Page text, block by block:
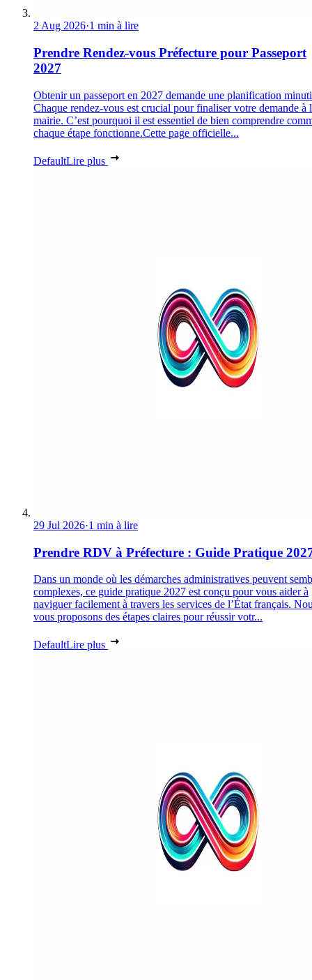
2 Aug 2026·1 min à lire
Prendre Rendez-vous Préfecture pour Passeport
2027
Obtenir un passeport en 2027 demande une planification
Chaque rendez-vous est crucial pour finaliser votre demande à
mairie. C’est pourquoi il est essentiel de bien comprendre
chaque étape fonctionne.Cette page officielle...
DefaultLire plus
29 Jul 2026·1 min à lire
Prendre RDV à Préfecture : Guide Pratique
Dans un monde où les démarches administratives peuvent
complexes, ce guide pratique 2027 est conçu pour vous aider à
naviguer facilement à travers les services de l’État français.
vous proposons des étapes claires pour réussir votr...
DefaultLire plus